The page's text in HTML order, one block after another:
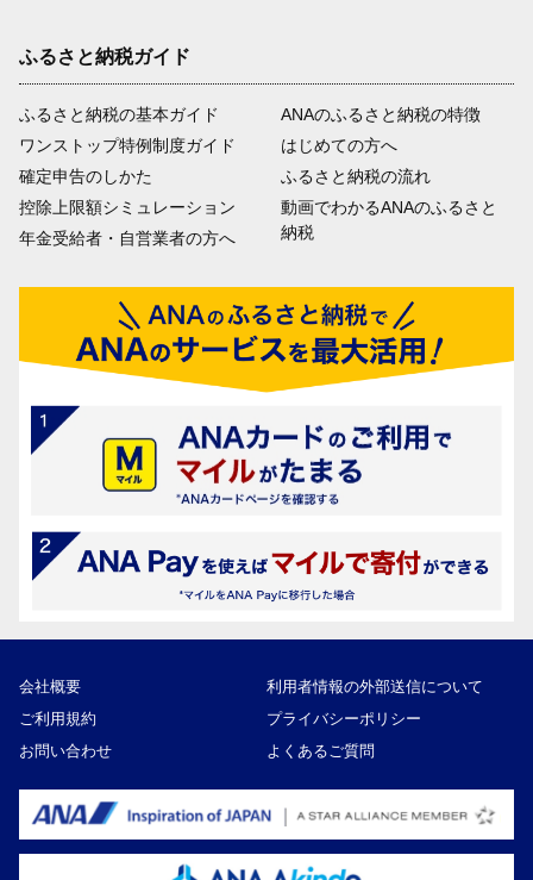
ふるさと納税ガイド
ふるさと納税の基本ガイド
ワンストップ特例制度ガイド
確定申告のしかた
控除上限額シミュレーション
年金受給者・自営業者の方へ
ANAのふるさと納税の特徴
はじめての方へ
ふるさと納税の流れ
動画でわかるANAのふるさと
納税
会社概要
利用者情報の外部送信について
ご利用規約
プライバシーポリシー
お問い合わせ
よくあるご質問